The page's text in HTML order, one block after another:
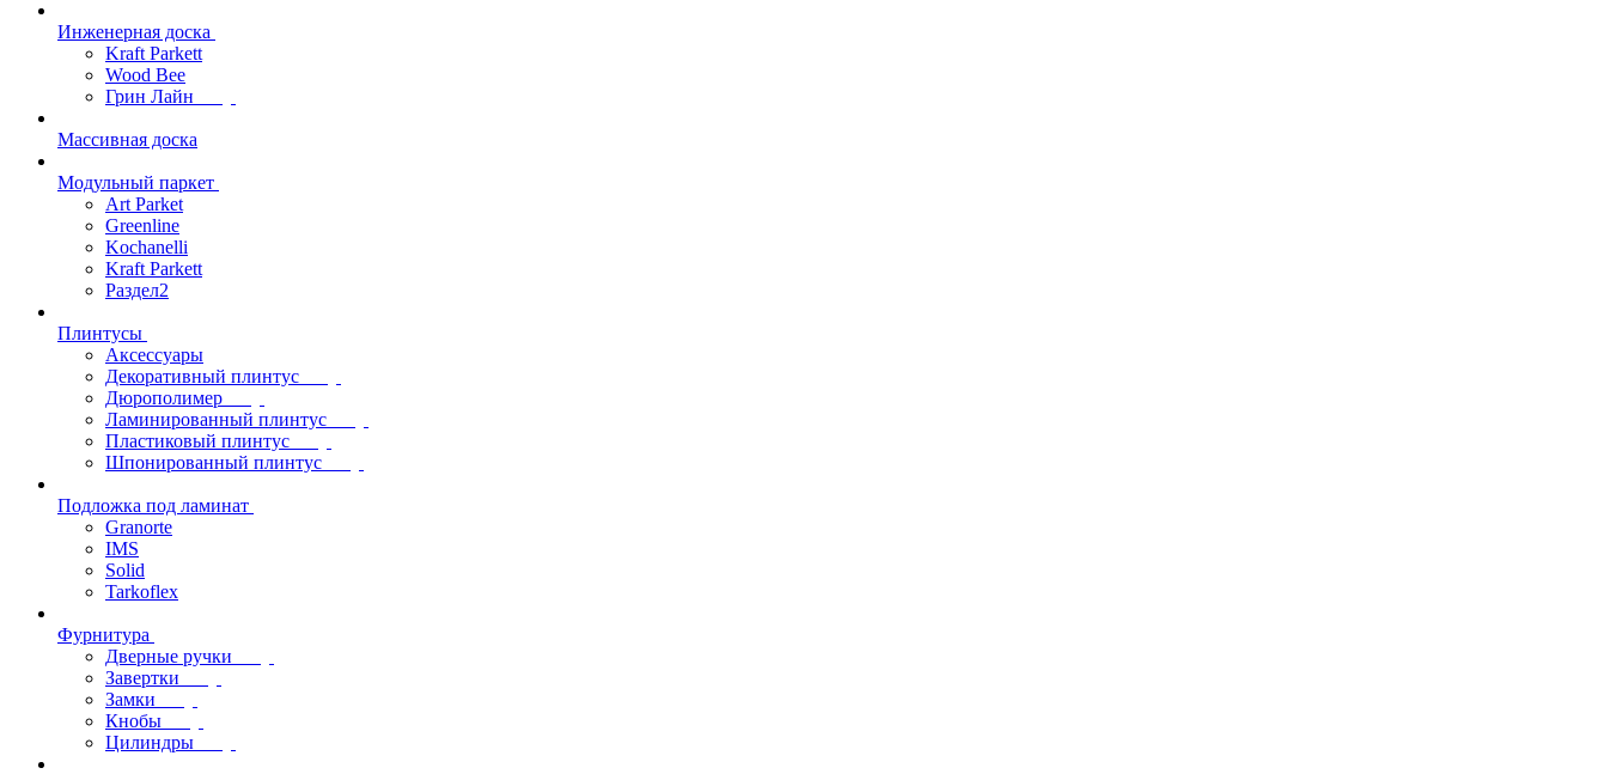
Инженерная доска
Kraft Parkett
Wood Bee
Грин Лайн
Массивная доска
Модульный паркет
Art Parket
Greenline
Kochanelli
Kraft Parkett
Раздел2
Плинтусы
Аксессуары
Декоративный плинтус
Дюрополимер
Ламинированный плинтус
Пластиковый плинтус
Шпонированный плинтус
Подложка под ламинат
Granorte
IMS
Solid
Tarkoflex
Фурнитура
Дверные ручки
Завертки
Замки
Кнобы
Цилиндры